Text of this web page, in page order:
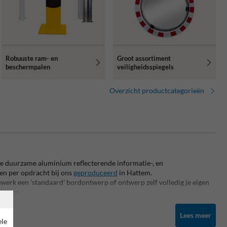
Robuuste ram- en
beschermpalen
Groot assortiment
veiligheidsspiegels
Overzicht productcategorieën
aluminium reflecterende informatie-, en
per opdracht bij ons geproduceerd in Hattem.
een 'standaard' bordontwerp of ontwerp zelf volledig je eigen
complete terreininrichting ben je bij TrafficSupply.nl aan het
buurtpreventieborden,
Lees meer